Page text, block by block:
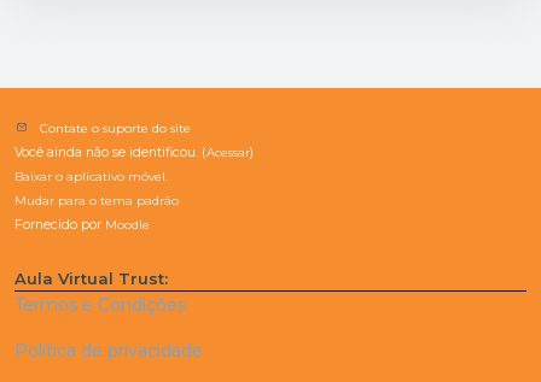
Contate o suporte do site
Você ainda não se identificou. (Acessar)
Baixar o aplicativo móvel.
Mudar para o tema padrão
Fornecido por Moodle
Aula Virtual Trust:
Termos e Condições
Política de privacidade